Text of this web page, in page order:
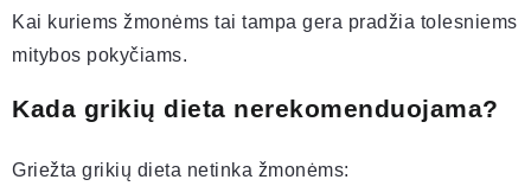
Kai kuriems žmonėms tai tampa gera pradžia tolesniems
mitybos pokyčiams.
Kada grikių dieta nerekomenduojama?
Griežta grikių dieta netinka žmonėms: